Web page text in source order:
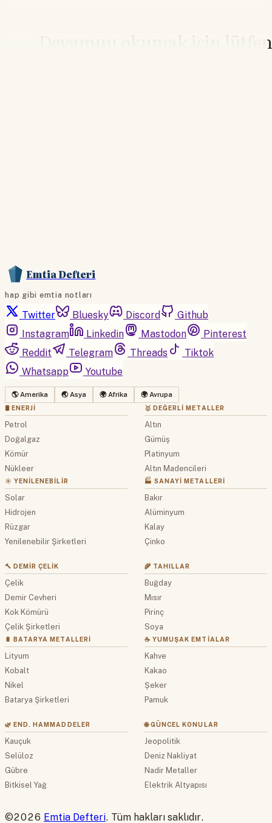
Devamını okumak için lütfen
Emtia Defteri
hap gibi emtia notları
Twitter Bluesky Discord
Github
Instagram
Linkedin Mastodon
Pinterest
Reddit
Telegram Threads
Tiktok
Whatsapp
Youtube
🌎 Amerika 🌏 Asya 🌍 Afrika 🌍 Avrupa
🛢 ENERJI
Petrol
Doğalgaz
Kömür
Nükleer
☀️ YENILENEBILIR
Solar
Hidrojen
Rüzgar
Yenilenebilir Şirketleri
🥇 DEĞERLI METALLER
Altın
Gümüş
Platinyum
Altın Madencileri
🏭 SANAYI METALLERI
Bakır
Alüminyum
Kalay
Çinko
🔨 DEMIR ÇELIK
Çelik
Demir Cevheri
Kok Kömürü
Çelik Şirketleri
🔋 BATARYA METALLERI
Lityum
Kobalt
Nikel
Batarya Şirketleri
🌾 TAHILLAR
Buğday
Mısır
Pirinç
Soya
☕ YUMUŞAK EMTIALAR
Kahve
Kakao
Şeker
Pamuk
🌿 END. HAMMADDELER
Kauçuk
Selüloz
Gübre
Bitkisel Yağ
🌐 GÜNCEL KONULAR
Jeopolitik
Deniz Nakliyat
Nadir Metaller
Elektrik Altyapısı
©2026 Emtia Defteri. Tüm hakları saklıdır.